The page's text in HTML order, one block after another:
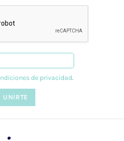
a todos los niveles y
lo que necesites. Resolvemos tus
de privacidad.